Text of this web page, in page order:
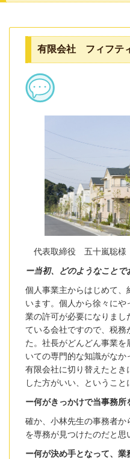
有限会社 フィフテ
代表取締役 五十嵐聡
ー当初、どのようなこと
個人事業主からはじめて
います。個人から徐々に
業の許可が必要になりまし
ている会社ですので、税務
た。社長がどんどん事業
いての専門的な知識がな
有限会社に切り替えたとき
した方がいい、ということ
ー何がきっかけで当事務所
確か、小林先生の事務者
を専務が見つけたのだと思
ー何が決め手となって、業